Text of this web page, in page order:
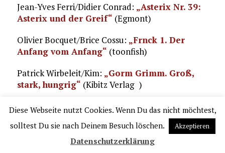
Jean-Yves Ferri/Didier Conrad: „Asterix Nr. 39:
Asterix und der Greif“ (Egmont)
Olivier Bocquet/Brice Cossu: „Frnck 1. Der
Anfang vom Anfang“ (toonfish)
Patrick Wirbeleit/Kim: „Gorm Grimm. Groß,
stark, hungrig“ (Kibitz Verlag )
Sébastien Goethals:
„Die Zeit der Wilden“
______________________________________________________
Diese Webseite nutzt Cookies. Wenn Du das nicht möchtest,
solltest Du sie nach Deinem Besuch löschen.
Akzeptieren
Datenschutzerklärung